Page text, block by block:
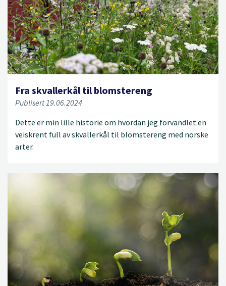
Fra skvallerkål til blomstereng
Publisert 19.06.2024
Dette er min lille historie om hvordan jeg forvandlet en
veiskrent full av skvallerkål til blomstereng med norske
arter.